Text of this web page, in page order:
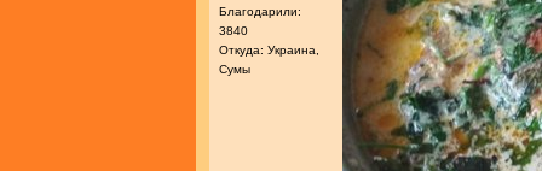
Благодарили:
3840
Откуда: Украина,
Сумы